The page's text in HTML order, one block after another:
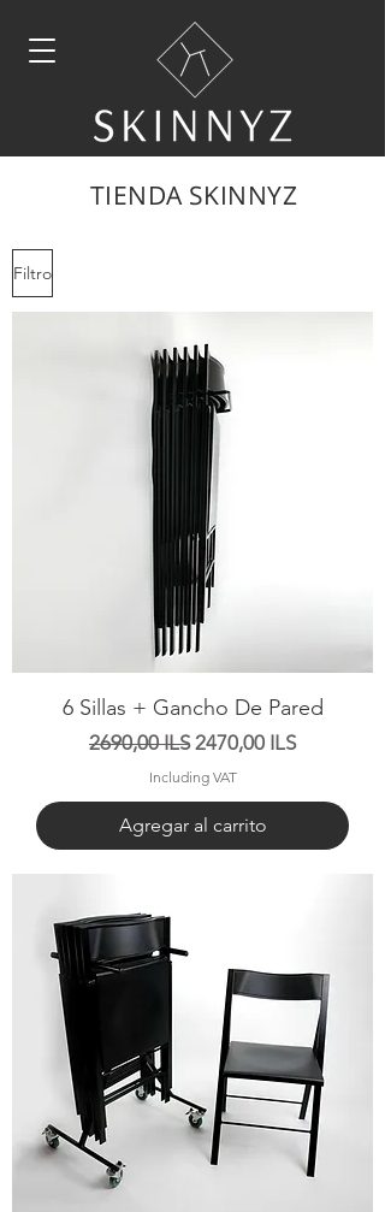
TIENDA SKINNYZ
Filtro
6 Sillas + Gancho De Pared
Precio
2690,00 ILS Precio de oferta
2470,00 ILS
Including VAT
Agregar al carrito